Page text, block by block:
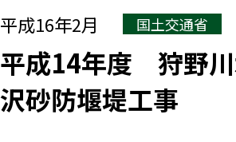
平成16年2月 国土交通省
平成14年度 狩野川
沢砂防堰堤工事